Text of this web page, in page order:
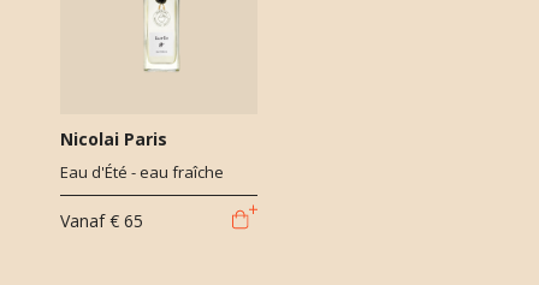
Nicolai Paris
Eau d'Été - eau fraîche
Vanaf € 65